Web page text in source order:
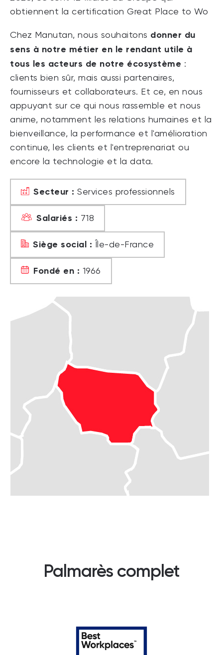
obtiennent la certification Great Place to Wo
Chez Manutan, nous souhaitons donner du
sens à notre métier en le rendant utile à
tous les acteurs de notre écosystème :
clients bien sûr, mais aussi partenaires,
fournisseurs et collaborateurs. Et ce, en nous
appuyant sur ce qui nous rassemble et nous
anime, notamment les relations humaines et la
bienveillance, la performance et l'amélioration
continue, les clients et l'entreprenariat ou
encore la technologie et la data.
Secteur : Services professionnels
Salariés : 718
Siège social : Île-de-France
Fondé en : 1966
Palmarès complet